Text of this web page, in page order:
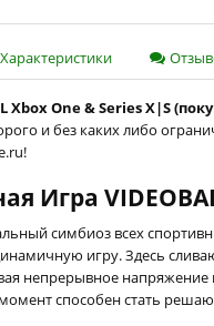
Характеристики
Xbox One & Series X|S
и без каких либо
Игра
симбиоз всех
игру. Здесь
непрерывное напряжение
способен стать